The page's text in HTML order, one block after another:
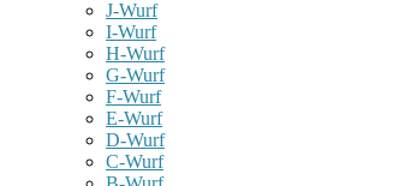
J-Wurf
I-Wurf
H-Wurf
G-Wurf
F-Wurf
E-Wurf
D-Wurf
C-Wurf